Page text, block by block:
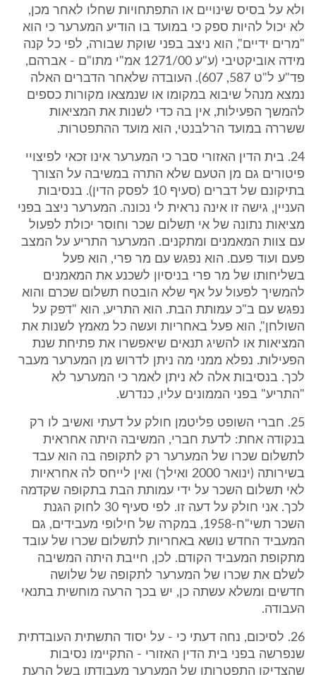
ולא על בסיס שינויים או התפתחויות שחלו לאחר מכן,
לא יכול להיות ספק כי במועד בו הודיע המערער כי הוא
"מרים ידיים", הוא ניצב בפני שוקת שבורה, לפי כל קנה
מידה אוביקטיבי (ע"ע 1271/00 אמ"י מתו"ם - אברהם,
פד"ע ל"ט 587, 607). העובדה שלאחר הדברים האלה
נמצא מנהל שיבוא במקומו או שנמצאו מקורות כספים
להמשך הפעילות, אין בה כדי לשנות את המציאות
ששררה במועד הרלבנטי, הוא מועד ההתפטרות.
24. בית הדין האזורי סבר כי המערער אינו זכאי לפיצויי
פיטורים גם מן הטעם שלא התרה במשיבה על הצורך
בתיקונם של דברים (סעיף 10 לפסק הדין). בנסיבות
העניין, גישה זו אינה נראית לי נכונה. המערער ניצב בפני
מציאות נתונה של אי תשלום שכר וחוסר יכולת לפעול
עם צוות המאמנים ומתקנים. המערער התריע על המצב
פעם ועוד פעם. הוא נפגש עם מר פרי, הוא פעל
בשליחותו של מר פרי בניסיון לשכנע את המאמנים
להמשיך לפעול על אף שלא הובטח תשלום שכרם והוא
נפגש עם ב"כ עמותת הבת. הוא התריע, הוא "דפק על
השולחן", הוא פעל באחריות ועשה כל מאמץ לשנות את
המציאות או להשיג תנאים שיאפשרו את פתיחת שנת
הפעילות. נפלא ממני מה ניתן לדרוש מן המערער מעבר
לכך. בנסיבות אלה לא ניתן לאמר כי המערער לא
"התריע" בפני הממונים עליו, כנדרש.
25. חברי השופט פליטמן חולק על דעתי ואשיב לו רק
בנקודה אחת: לדעת חברי, המשיבה היתה אחראית
לתשלום שכרו של המערער רק לתקופה בה הוא עבד
בשירותה (ינואר 2000 ואילך) ואין לייחס לה אחראיות
לאי תשלום השכר על ידי עמותת הבת בתקופה שקדמה
לכך. אני חולק על דעה זו. לפי סעיף 30 לחוק הגנת
השכר תשי"ח-1958, במקרה של חילופי מעבידים, גם
המעביד החדש נושא באחריות לתשלום שכרו של עובד
מתקופת המעביד הקודם. לכן, חייבת היתה המשיבה
לשלם את שכרו של המערער לתקופה של שלושה
חדשים ומשלא עשתה כן, יש בכך הרעה מוחשית בתנאי
העבודה.
26. לסיכום, נחה דעתי כי - על יסוד התשתית העובדתית
שנפרשה בפני בית הדין האזורי - התקיימו נסיבות
שהצדיקו התפטרותו של המערער מעבודתו בשל הרעת